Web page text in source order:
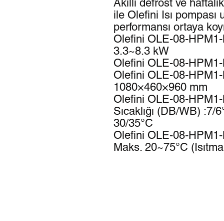
Akıllı defrost ve
ile Olefini Isı
performansı ortaya
Olefini OLE-08-HPM1-
3.3~8.3 kW
Olefini OLE-08-HPM1-
Olefini OLE-08-
1080×460×960 mm
Olefini OLE-08-
Sıcaklığı (DB/WB) :7/
30/35°C
Olefini OLE-08-HPM1-
Maks. 20~75°C